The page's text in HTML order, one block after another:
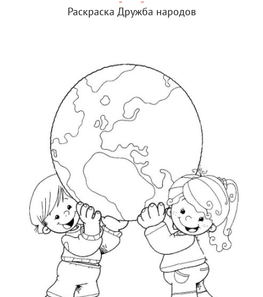
Раскраска Дружба народов